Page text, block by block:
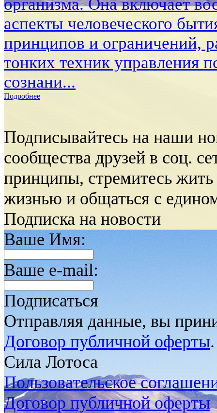
организма. Она включает
аспекты человеческого
принципов и ограничений,
тонких техник управления
сознани...
Подробнее
Подписывайтесь на наши
сообщества друзей в соц.
принципы, стремитесь
жизнью и общаться с
Подписка на новости
Ваше Имя:
Ваше e-mail:
Подписаться
Отправляя данные, вы
Договор публичной оферты.
Сила Лотоса
Пользовательское
Договор публичной оферты